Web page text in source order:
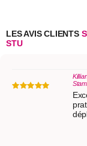
LES AVIS CLIENTS
STU